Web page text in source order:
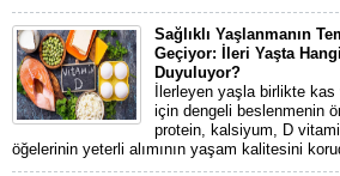
Sağlıklı Yaşlanmanın
Geçiyor: İleri Yaşta
Duyuluyor?
İlerleyen yaşla birlikte
için dengeli beslenmenin
protein, kalsiyum, D
öğelerinin yeterli alımının yaşam kalitesini